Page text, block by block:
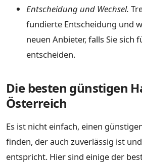
Entscheidung und Wechsel.
fundierte Entscheidung und
neuen Anbieter, falls Sie sich
entscheiden.
Die besten günstigen
Österreich
Es ist nicht einfach, einen
finden, der auch zuverlässig ist
entspricht. Hier sind einige der